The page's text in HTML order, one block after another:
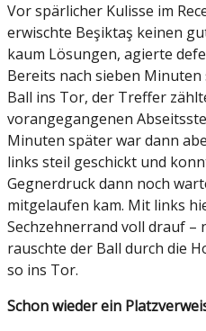
Vor spärlicher Kulisse im
erwischte Beşiktaş keinen
kaum Lösungen, agierte
Bereits nach sieben Minuten
Ball ins Tor, der Treffer
vorangegangenen
Minuten später war dann
links steil geschickt und
Gegnerdruck dann noch
mitgelaufen kam. Mit links
Sechzehnerrand voll drauf –
rauschte der Ball durch die
so ins Tor.
Schon wieder ein